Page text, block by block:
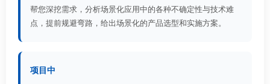
帮您深挖需求，分析场景化应用中的各种不确定性与技术难
点，提前规避弯路，给出场景化的产品选型和实施方案。
项目中